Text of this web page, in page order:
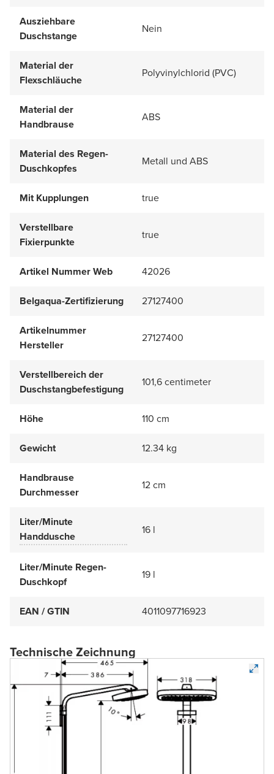
Ausziehbare
Duschstange
Nein
Material der
Flexschläuche
Polyvinylchlorid (PVC)
Material der
Handbrause
ABS
Material des Regen-
Duschkopfes
Metall und ABS
Mit Kupplungen true
Verstellbare
Fixierpunkte
true
Artikel Nummer Web 42026
Belgaqua-Zertifizierung 27127400
Artikelnummer
Hersteller
27127400
Verstellbereich der
Duschstangbefestigung
101,6 centimeter
Höhe 110 cm
Gewicht 12.34 kg
Handbrause
Durchmesser
12 cm
Liter/Minute
Handdusche
16 l
Liter/Minute Regen-
Duschkopf
19 l
EAN / GTIN 4011097716923
Technische Zeichnung